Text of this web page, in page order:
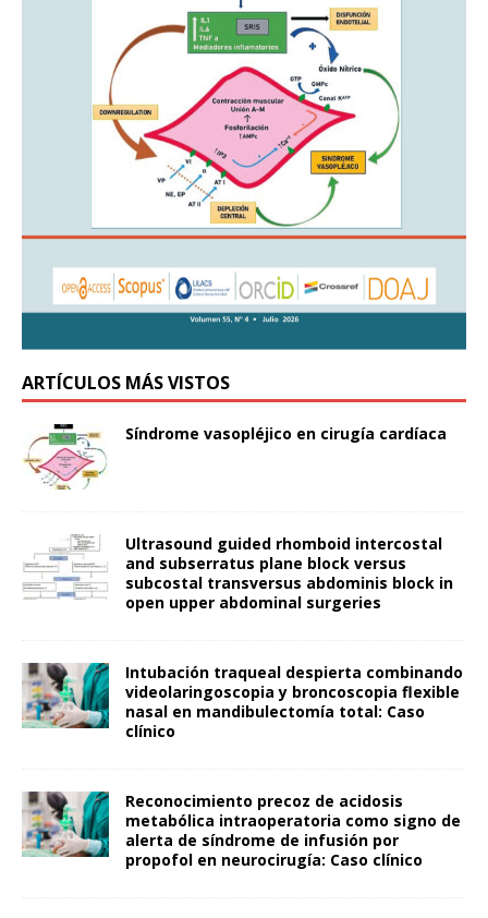
ARTÍCULOS MÁS VISTOS
Síndrome vasopléjico en cirugía cardíaca
Ultrasound guided rhomboid intercostal
and subserratus plane block versus
subcostal transversus abdominis block in
open upper abdominal surgeries
Intubación traqueal despierta combinando
videolaringoscopia y broncoscopia flexible
nasal en mandibulectomía total: Caso
clínico
Reconocimiento precoz de acidosis
metabólica intraoperatoria como signo de
alerta de síndrome de infusión por
propofol en neurocirugía: Caso clínico